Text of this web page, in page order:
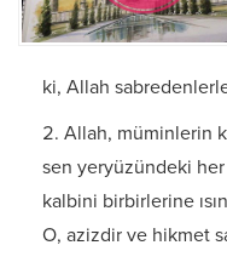
ki, Allah
Allah, müminlerin
sen yeryüzündeki her
kalbini birbirlerine
O, azizdir ve hikmet